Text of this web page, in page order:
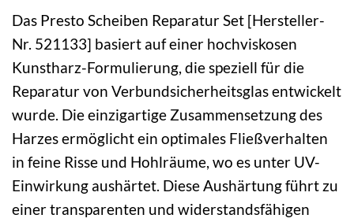
Das Presto Scheiben Reparatur Set [Hersteller-
Nr. 521133] basiert auf einer hochviskosen
Kunstharz-Formulierung, die speziell für die
Reparatur von Verbundsicherheitsglas entwickelt
wurde. Die einzigartige Zusammensetzung des
Harzes ermöglicht ein optimales Fließverhalten
in feine Risse und Hohlräume, wo es unter UV-
Einwirkung aushärtet. Diese Aushärtung führt zu
einer transparenten und widerstandsfähigen